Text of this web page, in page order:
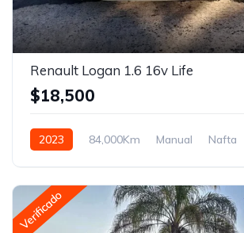
Renault Logan 1.6 16v Life
$18,500
2023 84,000Km Manual
Nafta
Verificado